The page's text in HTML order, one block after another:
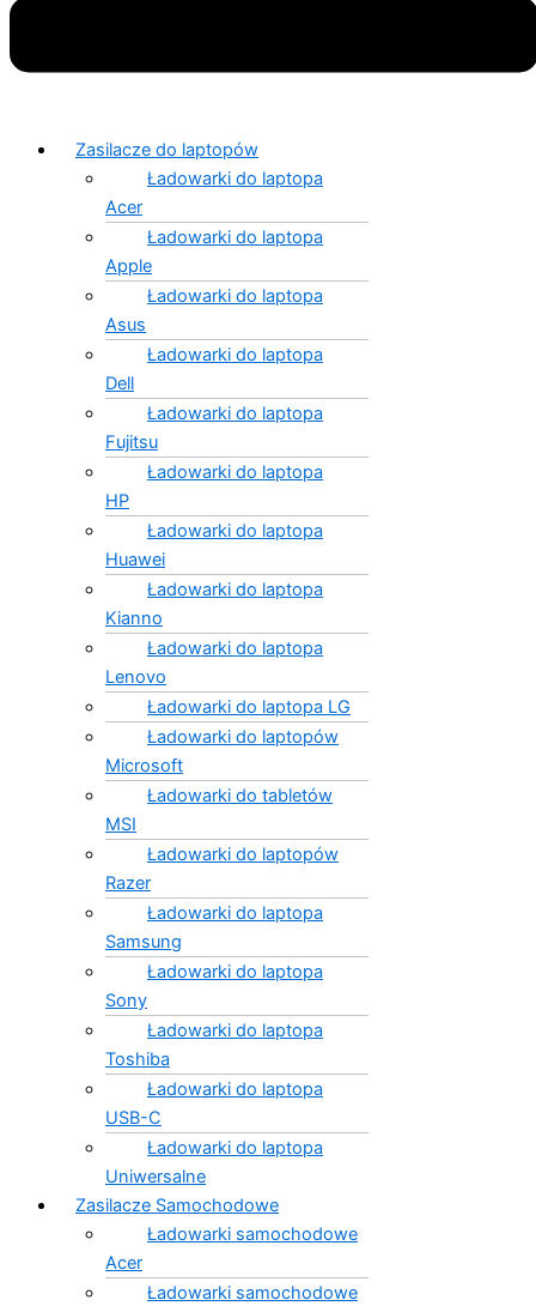
Zasilacze do laptopów
Ładowarki do laptopa
Acer
Ładowarki do laptopa
Apple
Ładowarki do laptopa
Asus
Ładowarki do laptopa
Dell
Ładowarki do laptopa
Fujitsu
Ładowarki do laptopa
HP
Ładowarki do laptopa
Huawei
Ładowarki do laptopa
Kianno
Ładowarki do laptopa
Lenovo
Ładowarki do laptopa LG
Ładowarki do laptopów
Microsoft
Ładowarki do tabletów
MSI
Ładowarki do laptopów
Razer
Ładowarki do laptopa
Samsung
Ładowarki do laptopa
Sony
Ładowarki do laptopa
Toshiba
Ładowarki do laptopa
USB-C
Ładowarki do laptopa
Uniwersalne
Zasilacze Samochodowe
Ładowarki samochodowe
Acer
Ładowarki samochodowe